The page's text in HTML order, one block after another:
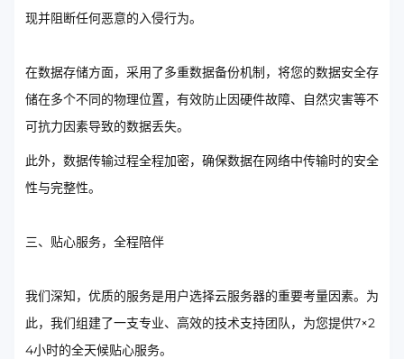
现并阻断任何恶意的入侵行为。
在数据存储方面，采用了多重数据备份机制，将您的数据安全存
储在多个不同的物理位置，有效防止因硬件故障、自然灾害等不
可抗力因素导致的数据丢失。
此外，数据传输过程全程加密，确保数据在网络中传输时的安全
性与完整性。
三、贴心服务，全程陪伴
我们深知，优质的服务是用户选择云服务器的重要考量因素。为
此，我们组建了一支专业、高效的技术支持团队，为您提供7×2
4小时的全天候贴心服务。